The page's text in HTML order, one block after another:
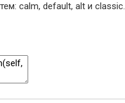
calm, default, alt и classic.